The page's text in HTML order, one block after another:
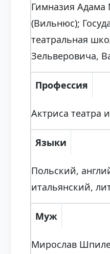
Гимназия
(Вильнюс);
театральная
Зельверовича,
Профессия
Актриса театра
Языки
Польский,
итальянский,
Муж
Мирослав